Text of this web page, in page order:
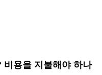
비용을 지불해야 하나